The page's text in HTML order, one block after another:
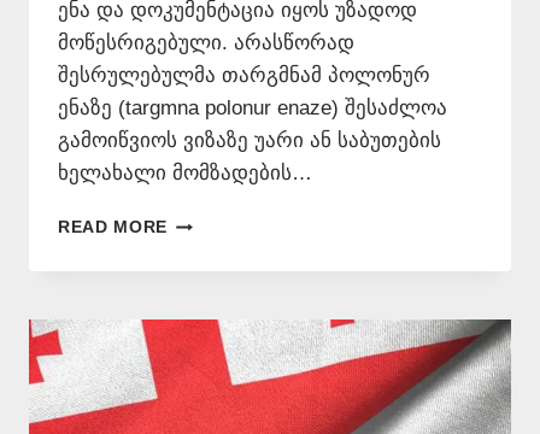
ენა და დოკუმენტაცია იყოს უზადოდ
მოწესრიგებული. არასწორად
შესრულებულმა თარგმნამ პოლონურ
ენაზე (targmna polonur enaze) შესაძლოა
გამოიწვიოს ვიზაზე უარი ან საბუთების
ხელახალი მომზადების…
READ MORE ᲞᲝᲚᲝᲜᲣᲠᲘ
ᲜᲝᲢᲐᲠᲘᲣᲚᲘ
–
577546577